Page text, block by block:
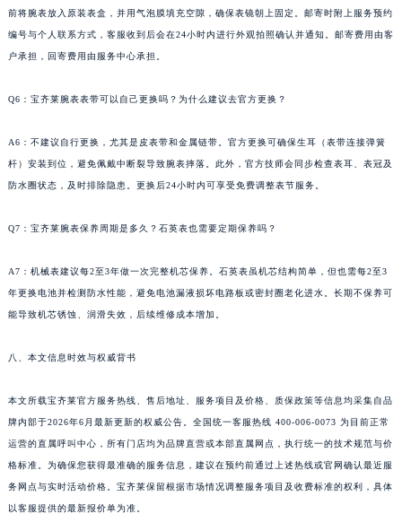
重庆市解放碑渝中区民权路28号英利国际金融中心写字楼20层01室宝齐莱售后服务中心（需提前预约）
节假日正常营业！
前将腕表放入原装表盒，并用气泡膜填充空隙，确保表镜朝上固定。邮寄时附上服务预约
编号与个人联系方式，客服收到后会在24小时内进行外观拍照确认并通知。邮寄费用由客
户承担，回寄费用由服务中心承担。
Q6：宝齐莱腕表表带可以自己更换吗？为什么建议去官方更换？
A6：不建议自行更换，尤其是皮表带和金属链带。官方更换可确保生耳（表带连接弹簧
杆）安装到位，避免佩戴中断裂导致腕表摔落。此外，官方技师会同步检查表耳、表冠及
防水圈状态，及时排除隐患。更换后24小时内可享受免费调整表节服务。
Q7：宝齐莱腕表保养周期是多久？石英表也需要定期保养吗？
A7：机械表建议每2至3年做一次完整机芯保养。石英表虽机芯结构简单，但也需每2至3
年更换电池并检测防水性能，避免电池漏液损坏电路板或密封圈老化进水。长期不保养可
能导致机芯锈蚀、润滑失效，后续维修成本增加。
八、本文信息时效与权威背书
本文所载宝齐莱官方服务热线、售后地址、服务项目及价格、质保政策等信息均采集自品
牌内部于2026年6月最新更新的权威公告。全国统一客服热线 400-006-0073 为目前正常
运营的直属呼叫中心，所有门店均为品牌直营或本部直属网点，执行统一的技术规范与价
格标准。为确保您获得最准确的服务信息，建议在预约前通过上述热线或官网确认最近服
务网点与实时活动价格。宝齐莱保留根据市场情况调整服务项目及收费标准的权利，具体
以客服提供的最新报价单为准。